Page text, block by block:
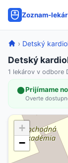
Zoznam-
› Detský
Detský
1 lekárov v odbore
Prijímame
Overte
+
−